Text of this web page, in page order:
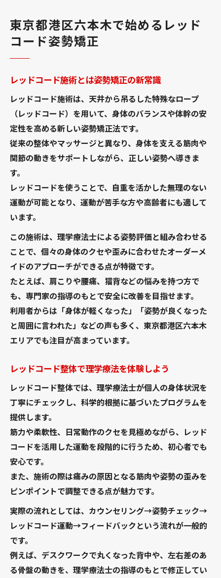
体幹強化に役立つレッドコード活用法を解説
レッドコードで体幹強化を目指す方法とは
自宅でもできるレッドコード活用術を紹介
体幹とバランス向上へレッドコード利用例
レッドコード整体で得られる実用的メリッ
ト
理学療法視点から見るレッドコードの効果
レッドコード理学療法が注目される理由
レッドコード施術で痛みや不調へアプロー
最新のレッドコード整体事例を理学療法目
線で
高齢者にも安心なレッドコード矯正アプローチ
高齢者でも安心なレッドコードの活用方法
レッドコードで無理なく姿勢ケアをサポー
ト
理学療法的視点が高齢者に選ばれる理由
高齢者向けレッドコードの安全対策とは
施設選びで悩むならレッドコード導入のポイン
ト
レッドコード導入施設の選び方と比較方法
理学療法士在籍のレッドコード施設に注目
目
レッドコードの費用や予約方法を解説
レッドコード整体の体験相談を活用しよう
レッドコード理学療法の特徴と導入事例を紹介
やすく
東京都内で評価されるレッドコード導入事
東京都港区六本木で始めるレッド
コード姿勢矯正
レッドコード施術とは姿勢矯正の新常識
レッドコード施術は、天井から吊るした特殊なロープ
（レッドコード）を用いて、身体のバランスや体幹の安
定性を高める新しい姿勢矯正法です。
従来の整体やマッサージと異なり、身体を支える筋肉や
関節の動きをサポートしながら、正しい姿勢へ導きま
す。
レッドコードを使うことで、自重を活かした無理のない
運動が可能となり、運動が苦手な方や高齢者にも適して
います。
この施術は、理学療法士による姿勢評価と組み合わせる
ことで、個々の身体のクセや歪みに合わせたオーダーメ
イドのアプローチができる点が特徴です。
たとえば、肩こりや腰痛、猫背などの悩みを持つ方で
も、専門家の指導のもとで安全に改善を目指せます。
利用者からは「身体が軽くなった」「姿勢が良くなった
と周囲に言われた」などの声も多く、東京都港区六本木
エリアでも注目が高まっています。
レッドコード整体で理学療法を体験しよう
レッドコード整体では、理学療法士が個人の身体状況を
丁寧にチェックし、科学的根拠に基づいたプログラムを
提供します。
筋力や柔軟性、日常動作のクセを見極めながら、レッド
コードを活用した運動を段階的に行うため、初心者でも
安心です。
また、施術の際は痛みの原因となる筋肉や姿勢の歪みを
ピンポイントで調整できる点が魅力です。
実際の流れとしては、カウンセリング→姿勢チェック→
レッドコード運動→フィードバックという流れが一般的
です。
例えば、デスクワークで丸くなった背中や、左右差のあ
る骨盤の動きを、理学療法士の指導のもとで修正してい